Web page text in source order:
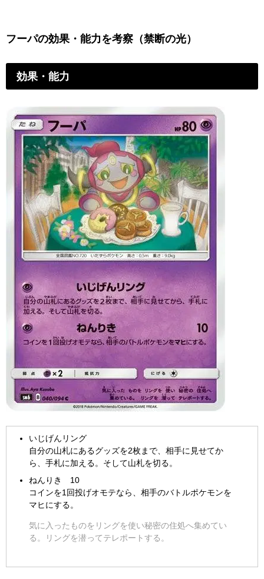
フーパの効果・能力を考察（禁断の光）
効果・能力
いじげんリング
自分の山札にあるグッズを2枚まで、相手に見せてか
ら、手札に加える。そして山札を切る。
ねんりき 10
コインを1回投げオモテなら、相手のバトルポケモンを
マヒにする。
気に入ったものをリングを使い秘密の住処へ集めてい
る。リングを潜ってテレポートする。